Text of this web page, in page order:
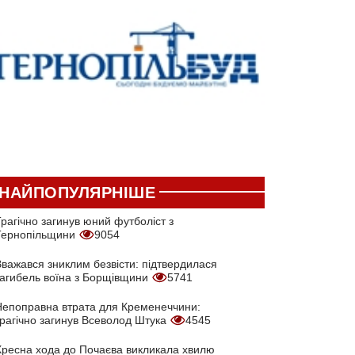
загинув юний футболіст з
9054
зниклим безвісти: підтвердилася
воїна з Борщівщини
5741
втрата для Кременеччини:
загинув Всеволод Штука
4545
хода до Почаєва викликала хвилю